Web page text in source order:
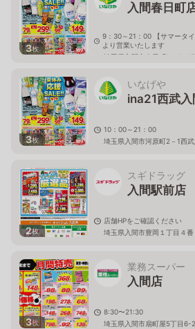
3枚
入間春日町
9：30～21：00 【サマータ
より営業いたします
埼玉県入間市春日町1－4－15
3枚
いなげや
ina21西武
10：00～21：00
埼玉県入間市河原町2－1西
2枚
スギドラッグ
入間駅前店
店舗HPをご確認ください
埼玉県入間市豊岡１丁目４
3枚
業務スーパー
入間店
8:30〜21:30
埼玉県入間市扇町屋5丁目6-